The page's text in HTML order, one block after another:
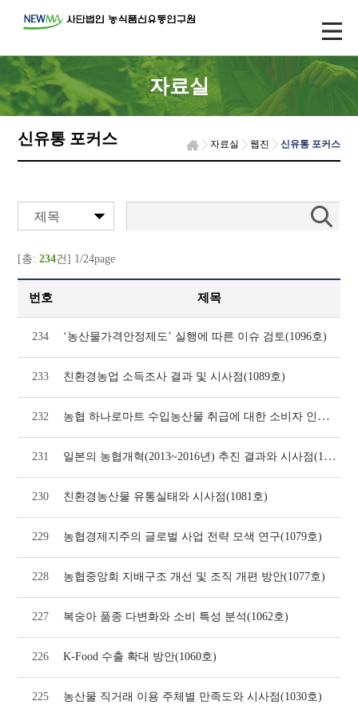
자료실
신유통 포커스 자료실 웹진 신유통 포커스
제목
[총:234건] 1/24page
번호 제목
234 ‘농산물가격안정제도’ 실행에 따른 이슈 검토(1096호)
233 친환경농업 소득조사 결과 및 시사점(1089호)
232 농협 하나로마트 수입농산물 취급에 대한 소비자 인식 및 시사점(1087호)
231 일본의 농협개혁(2013~2016년) 추진 결과와 시사점(1083호)
230 친환경농산물 유통실태와 시사점(1081호)
229 농협경제지주의 글로벌 사업 전략 모색 연구(1079호)
228 농협중앙회 지배구조 개선 및 조직 개편 방안(1077호)
227 복숭아 품종 다변화와 소비 특성 분석(1062호)
226 K-Food 수출 확대 방안(1060호)
225 농산물 직거래 이용 주체별 만족도와 시사점(1030호)